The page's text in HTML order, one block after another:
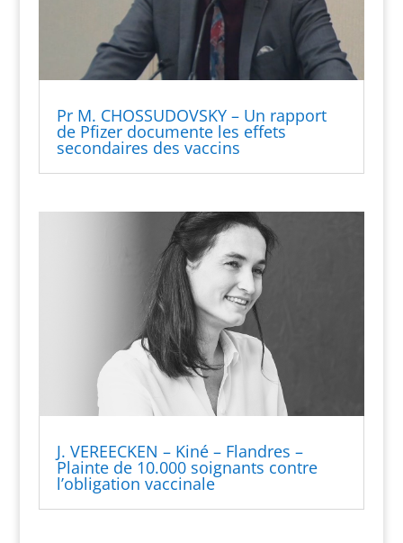
Pr M. CHOSSUDOVSKY – Un rapport
de Pfizer documente les effets
secondaires des vaccins
J. VEREECKEN – Kiné – Flandres –
Plainte de 10.000 soignants contre
l’obligation vaccinale